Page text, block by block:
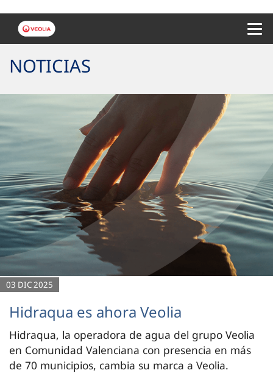
NOTICIAS
03 DIC 2025
Hidraqua es ahora Veolia
Hidraqua, la operadora de agua del grupo Veolia
en Comunidad Valenciana con presencia en más
de 70 municipios, cambia su marca a Veolia.